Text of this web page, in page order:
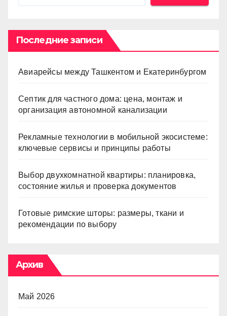
Последние записи
Авиарейсы между Ташкентом и Екатеринбургом
Септик для частного дома: цена, монтаж и
организация автономной канализации
Рекламные технологии в мобильной экосистеме:
ключевые сервисы и принципы работы
Выбор двухкомнатной квартиры: планировка,
состояние жилья и проверка документов
Готовые римские шторы: размеры, ткани и
рекомендации по выбору
Архив
Май 2026